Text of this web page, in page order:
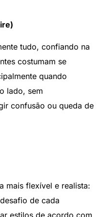
tudo, confiando na
costumam se
quando
lado, sem
confusão ou queda de
mais flexível e realista:
de cada
estilos de acordo com